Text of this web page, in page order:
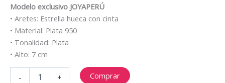
base a
de un
cliente
Modelo exclusivo JOYAPERÚ
• Aretes: Estrella hueca con cinta
• Material: Plata 950
• Tonalidad: Plata
• Alto: 7 cm
- + Comprar